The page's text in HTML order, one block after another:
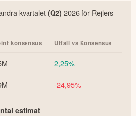
kvartalet(Q2) 2026för Rejlers
konsensus Utfall vs Konsensus
2,25%
-24,95%
estimat